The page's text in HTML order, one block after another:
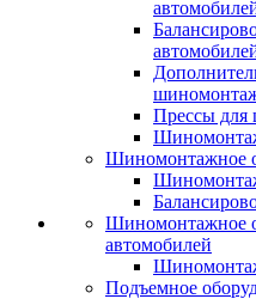
Прессы для
Шиномонтажное
Шиномонтажное
автомобилей
Подъемное